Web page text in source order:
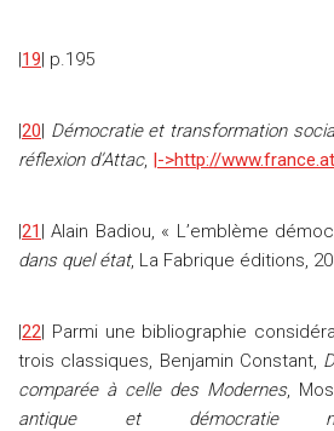
|19| p.195
|20| Démocratie et transformation
réflexion d’Attac, |->http://
|21 | Alain Badiou, « L’emblème
dans quel état, La Fabrique éditions,
|22| Parmi une bibliographie
trois classiques, Benjamin Constant,
comparée à celle des Modernes,
antique et démocratie